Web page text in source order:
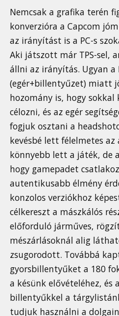
Nemcsak a grafika terén
konverzióra a Capcom
az irányítást is a PC-s
Aki játszott már TPS-sel,
állni az irányítás. Ugyan a
(egér+billentyűzet) miatt
hozomány is, hogy
célozni, és az egér
fogjuk osztani a
kevésbé lett félelmetes az
könnyebb lett a játék, de
hogy gamepadet
autentikusabb élmény
konzolos verziókhoz
célkereszt a mászkálós
előforduló járműves,
mészárlásoknál alig
zsugorodott. Továbbá
gyorsbillentyűket a 180
a késünk elővételéhez, és
billentyűkkel a
tudjuk használni a